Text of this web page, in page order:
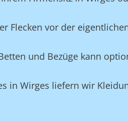
Flecken vor der
und Bezüge kann
in Wirges liefern wir